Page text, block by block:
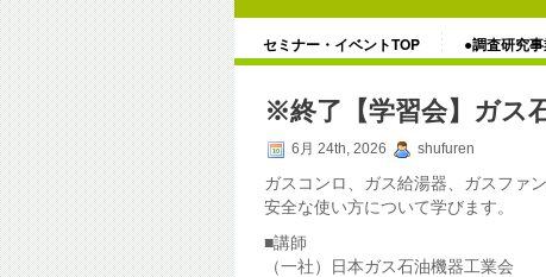
セミナー・イベントTOP ●調査研究
※終了【学習会】ガス
6月 24th, 2026 shufuren
ガスコンロ、ガス給湯器、ガスファ
安全な使い方について学びます。
■講師
（一社）日本ガス石油機器工業会